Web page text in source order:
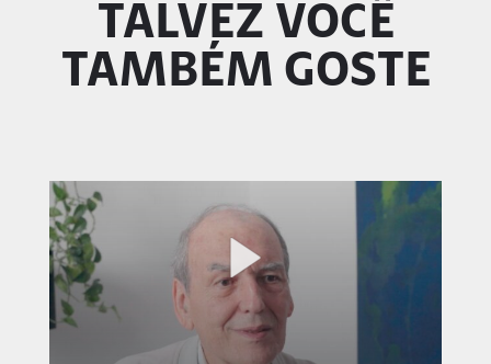
TALVEZ VOCÊ
TAMBÉM GOSTE